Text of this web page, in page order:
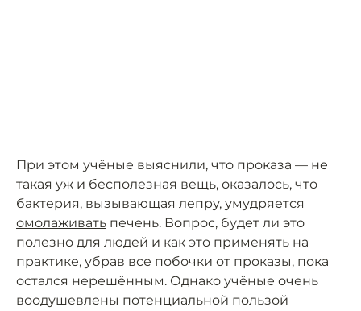
При этом учёные выяснили, что проказа — не
такая уж и бесполезная вещь, оказалось, что
бактерия, вызывающая лепру, умудряется
омолаживать печень. Вопрос, будет ли это
полезно для людей и как это применять на
практике, убрав все побочки от проказы, пока
остался нерешённым. Однако учёные очень
воодушевлены потенциальной пользой